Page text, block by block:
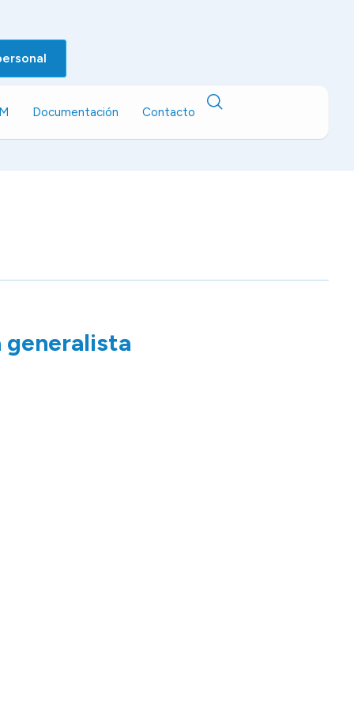
Documentación Contacto
generalista